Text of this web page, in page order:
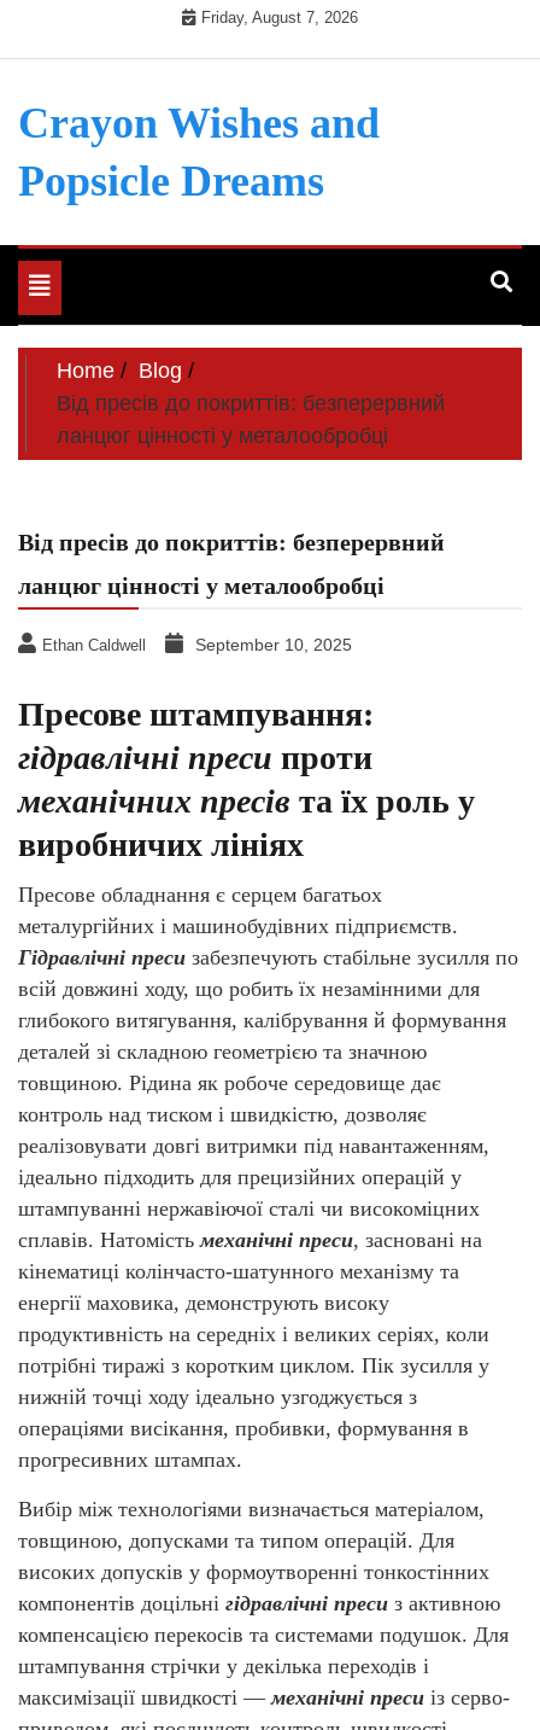
Friday, August 7, 2026
Crayon Wishes and
Popsicle Dreams
Toggle
navigation
Home
Blog
Від пресів до покриттів: безперервний
ланцюг цінності у металообробці
Від пресів до покриттів: безперервний
ланцюг цінності у металообробці
Ethan Caldwell September 10, 2025
Пресове штампування:
гідравлічні преси проти
механічних пресів та їх роль у
виробничих лініях
Пресове обладнання є серцем багатьох
металургійних і машинобудівних підприємств.
Гідравлічні преси забезпечують стабільне зусилля по
всій довжині ходу, що робить їх незамінними для
глибокого витягування, калібрування й формування
деталей зі складною геометрією та значною
товщиною. Рідина як робоче середовище дає
контроль над тиском і швидкістю, дозволяє
реалізовувати довгі витримки під навантаженням,
ідеально підходить для прецизійних операцій у
штампуванні нержавіючої сталі чи високоміцних
сплавів. Натомістьмеханічні преси, засновані на
кінематиці колінчасто-шатунного механізму та
енергії маховика, демонструють високу
продуктивність на середніх і великих серіях, коли
потрібні тиражі з коротким циклом. Пік зусилля у
нижній точці ходу ідеально узгоджується з
операціями висікання, пробивки, формування в
прогресивних штампах.
Вибір між технологіями визначається матеріалом,
товщиною, допусками та типом операцій. Для
високих допусків у формоутворенні тонкостінних
компонентів доцільні гідравлічні преси з активною
компенсацією перекосів та системами подушок. Для
штампування стрічки у декілька переходів і
максимізації швидкості —механічні преси із серво-